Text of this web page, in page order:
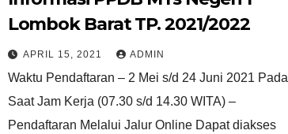
Lombok Barat TP. 2021/2022
APRIL 15, 2021 ADMIN
Waktu Pendaftaran – 2 Mei s/d 24 Juni 2021 Pada
Saat Jam Kerja (07.30 s/d 14.30 WITA) –
Pendaftaran Melalui Jalur Online Dapat diakses